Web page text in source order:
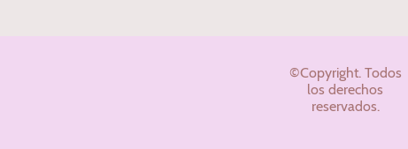
©Copyright. Todos
los derechos
reservados.